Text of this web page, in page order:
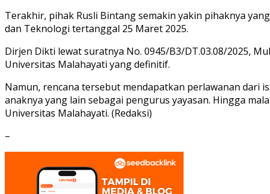
Terakhir, pihak Rusli Bintang semakin yakin pihaknya
dan Teknologi tertanggal 25 Maret 2025.
Dirjen Dikti lewat suratnya No. 0945/B3/DT.03.08/2025,
Universitas Malahayati yang definitif.
Namun, rencana tersebut mendapatkan perlawanan dari
anaknya yang lain sebagai pengurus yayasan. Hingga
Universitas Malahayati. (Redaksi)
–